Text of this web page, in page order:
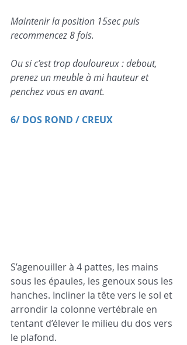
Maintenir la position 15sec puis
recommencez 8 fois.
Ou si c’est trop douloureux : debout,
prenez un meuble à mi hauteur et
penchez vous en avant.
6/ DOS ROND / CREUX
S’agenouiller à 4 pattes, les mains
sous les épaules, les genoux sous les
hanches. Incliner la tête vers le sol et
arrondir la colonne vertébrale en
tentant d’élever le milieu du dos vers
le plafond.